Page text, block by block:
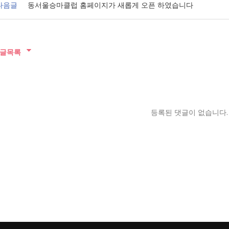
글 동서울승마클럽 홈페이지가 새롭게 오픈 하였습니다
목록
등록된 댓글이 없습니다.